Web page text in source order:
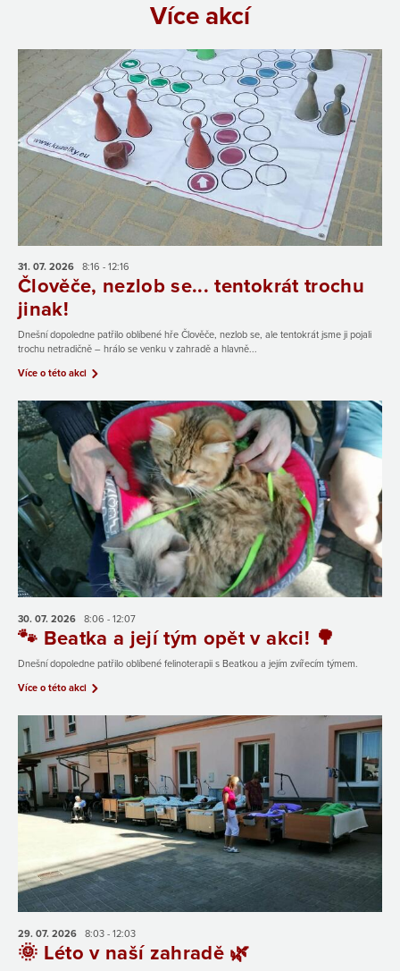
Více akcí
31. 07. 2026 8:16 - 12:16
Člověče, nezlob se... tentokrát trochu
jinak!
Dnešní dopoledne patřilo oblíbené hře Člověče, nezlob se, ale tentokrát jsme ji pojali
trochu netradičně – hrálo se venku v zahradě a hlavně...
Více o této akci
30. 07. 2026 8:06 - 12:07
🐾 Beatka a její tým opět v akci! 🌳
Dnešní dopoledne patřilo oblíbené felinoterapii s Beatkou a jejím zvířecím týmem.
Více o této akci
29. 07. 2026 8:03 - 12:03
🌞 Léto v naší zahradě 🌿